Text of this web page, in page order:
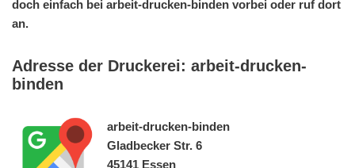
doch einfach bei arbeit-drucken-binden vorbei oder ruf dort
an.
Adresse der Druckerei: arbeit-drucken-
binden
arbeit-drucken-binden
Gladbecker Str. 6
45141 Essen